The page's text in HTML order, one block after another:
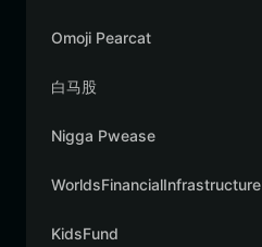
Omoji Pearcat
白马股
Nigga Pwease
WorldsFinancialInfrastructure
KidsFund